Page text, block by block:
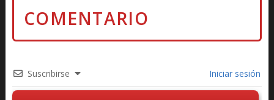
Suscribirse Iniciar sesión